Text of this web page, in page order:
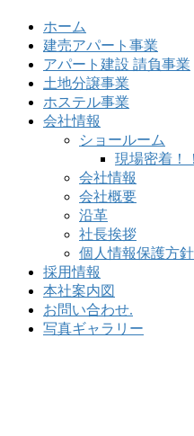
ホーム
建売アパート事業
アパート建設 請負事業
土地分譲事業
ホステル事業
会社情報
ショールーム
現場密着！
会社情報
会社概要
沿革
社長挨拶
個人情報保護方針
採用情報
本社案内図
お問い合わせ.
写真ギャラリー